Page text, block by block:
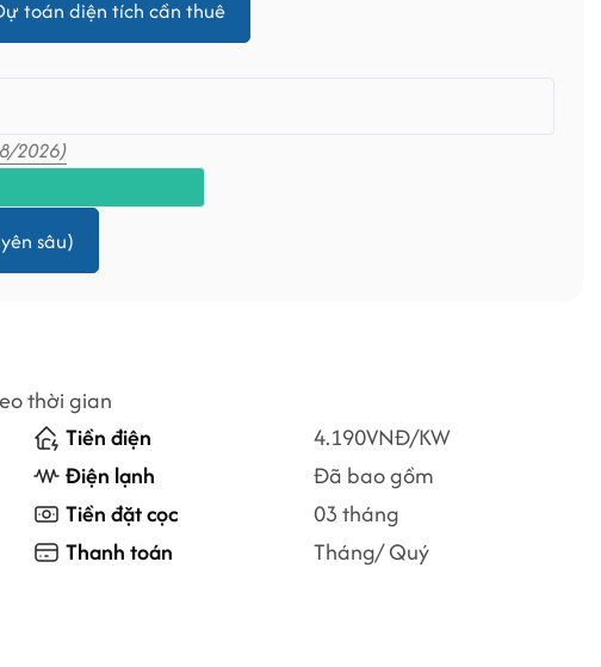
toán diện tích cần thuê
2026)
sâu)
thời gian
Tiền điện
4.190VNĐ/KW
Điện lạnh
Đã bao gồm
Tiền đặt cọc
03 tháng
Thanh toán
Tháng/ Quý